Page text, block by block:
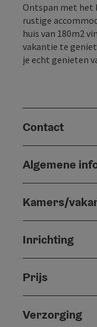
Ontspan met het
rustige
huis van 180m2
vakantie te
je echt genieten
Contact
Algemene
Kamers/
Inrichting
Prijs
Verzorging